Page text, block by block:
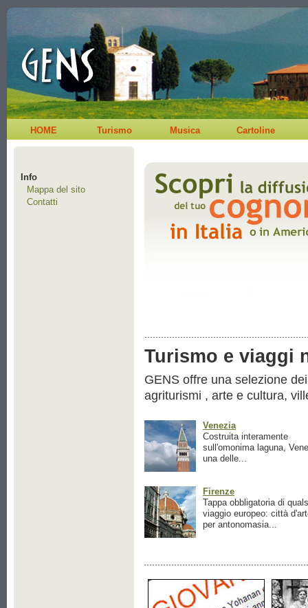
HOME Turismo Musica Cartoline
Info
Mappa del sito
Contatti
Turismo e viaggi
GENS offre una selezione
agriturismi , arte e cultura,
Venezia
Costruita interamente
sull'omonima laguna,
una delle...
Firenze
Tappa obbligatoria di
viaggio europeo: città
per antonomasia...